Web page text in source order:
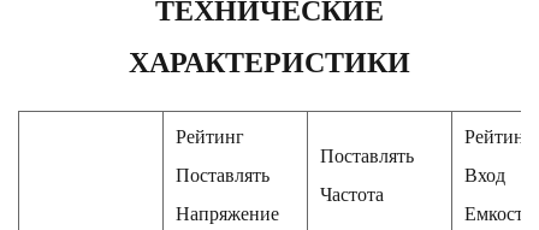
ТЕХНИЧЕСКИЕ
ХАРАКТЕРИСТИКИ
Рейтинг
Поставлять
Напряжение
Поставлять
Частота
Рейтинг
Вход
Емкость